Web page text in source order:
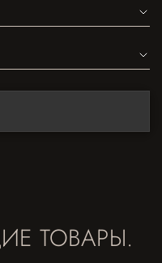
ТОВАРЫ.